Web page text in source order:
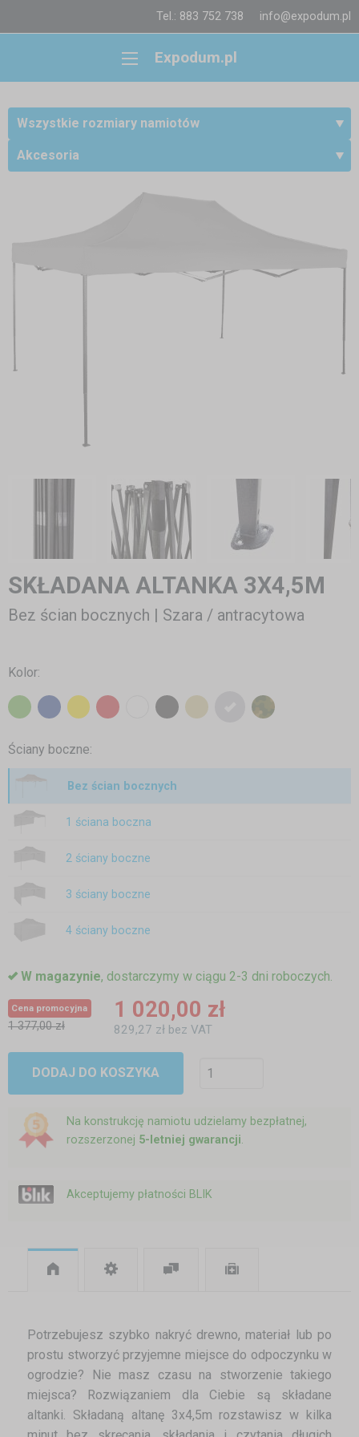
Tel.: 883 752 738 info@expodum.pl
Expodum.pl
Wszystkie rozmiary namiotów
Akcesoria
SKŁADANA ALTANKA 3X4,5M
Bez ścian bocznych | Szara / antracytowa
Kolor:
Ściany boczne:
Bez ścian bocznych
1 ściana boczna
2 ściany boczne
3 ściany boczne
4 ściany boczne
W magazynie, dostarczymy w ciągu 2-3 dni roboczych.
Cena promocyjna
1 377,00 zł
1 020,00 zł
829,27 zł bez VAT
DODAJ DO KOSZYKA
Na konstrukcję namiotu udzielamy bezpłatnej,
rozszerzonej 5-letniej gwarancji.
Akceptujemy płatności BLIK
Potrzebujesz szybko nakryć drewno, materiał lub po
prostu stworzyć przyjemne miejsce do odpoczynku w
ogrodzie? Nie masz czasu na stworzenie takiego
miejsca? Rozwiązaniem dla Ciebie są składane
altanki. Składaną altanę 3x4,5m rozstawisz w kilka